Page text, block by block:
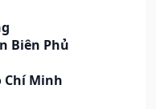
Biên Phủ
Chí Minh